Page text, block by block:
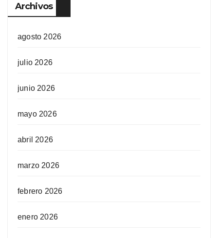
Archivos
agosto 2026
julio 2026
junio 2026
mayo 2026
abril 2026
marzo 2026
febrero 2026
enero 2026